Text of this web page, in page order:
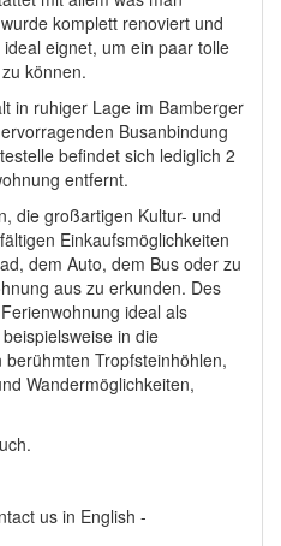
komplett renoviert und
eignet, um ein paar tolle
können.
in ruhiger Lage im Bamberger
Busanbindung
befindet sich lediglich 2
entfernt.
die großartigen Kultur- und
Einkaufsmöglichkeiten
dem Auto, dem Bus oder zu
aus zu erkunden. Des
ideal als
in die
Tropfsteinhöhlen,
Wandermöglichkeiten,
us in English -